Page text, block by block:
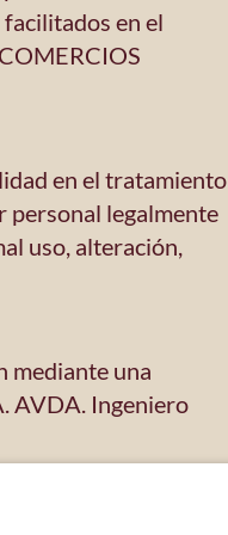
en el
en el tratamiento
personal legalmente
uso, alteración,
mediante una
AVDA. Ingeniero